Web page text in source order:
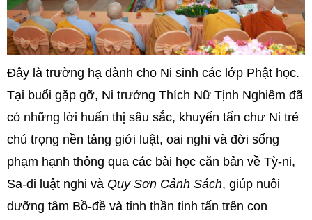
Đây là trường hạ dành cho Ni sinh các lớp Phật học.
Tại buổi gặp gỡ, Ni trưởng Thích Nữ Tịnh Nghiêm đã
có những lời huấn thị sâu sắc, khuyến tấn chư Ni trẻ
chú trọng nền tảng giới luật, oai nghi và đời sống
phạm hạnh thông qua các bài học căn bản về Tỳ-ni,
Sa-di luật nghi và Quy Sơn Cảnh Sách, giúp nuôi
dưỡng tâm Bồ-đề và tinh thần tinh tấn trên con